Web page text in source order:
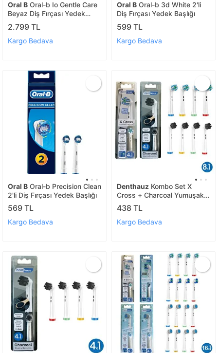
Oral B Oral-b Io Gentle Care
Beyaz Diş Fırçası Yedek
Başlığı 4'lü
2.799 TL
Kargo Bedava
Oral B Oral-b 3d White 2'li
Diş Fırçası Yedek Başlığı
599 TL
Kargo Bedava
Oral B Oral-b Precision Clean
2'li Diş Fırçası Yedek Başlığı
569 TL
Kargo Bedava
Denthauz Kombo Set X
Cross + Charcoal Yumuşak
Oral-b Uyumlu Yedek Diş
Fırçası Başlıkları
438 TL
Kargo Bedava